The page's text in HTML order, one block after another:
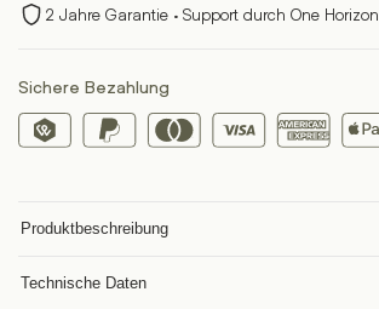
2 Jahre Garantie · Support durch One Horizon
Sichere Bezahlung
Produktbeschreibung
Technische Daten